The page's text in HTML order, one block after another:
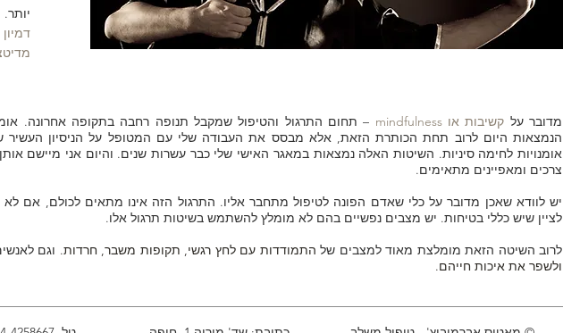
מדובר על קשיבות או mindfulness
– תחום התרגול והטיפול שמקבל תנופה רחבה בתקופה אחרונה.
הנמצאות היום לרוב תחת הכותרת הזאת, אלא מבסס את העבודה שלי עם המטופל על הניסיון העשיר
אומנויות לחימה סיניות. השיטות האלה נמצאות במאגר האישי שלי כבר עשרות שנים. והיום אני מיישם
צרכים ומאפיינים מתאימים.
יש לוודא שאכן מדובר על כלי שאדם הפונה לטיפול מתחבר אליו. התרגול הזה אינו מתאים לכולם, אם
לציין שיש כללי בטיחות. יש מצבים נפשיים בהם לא מומלץ להשתמש בשיטות תרגול אלו.
לרוב השיטה הזאת מומלצת מאוד למצבים של התמודדות עם לחץ רגשי, תקופות משבר, חרדות. וגם
ולשפר את איכות חייהם.